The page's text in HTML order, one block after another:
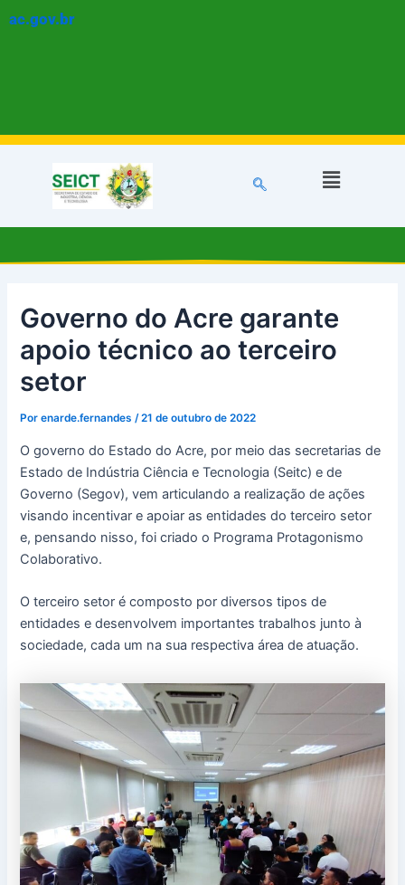
ac.gov.br
Menu
Governo do Acre garante
apoio técnico ao terceiro
setor
Porenarde.fernandes/21 de outubro de 2022
O governo do Estado do Acre, por meio das secretarias de
Estado de Indústria Ciência e Tecnologia (Seitc) e de
Governo (Segov), vem articulando a realização de ações
visando incentivar e apoiar as entidades do terceiro setor
e, pensando nisso, foi criado o Programa Protagonismo
Colaborativo.
O terceiro setor é composto por diversos tipos de
entidades e desenvolvem importantes trabalhos junto à
sociedade, cada um na sua respectiva área de atuação.
navigation